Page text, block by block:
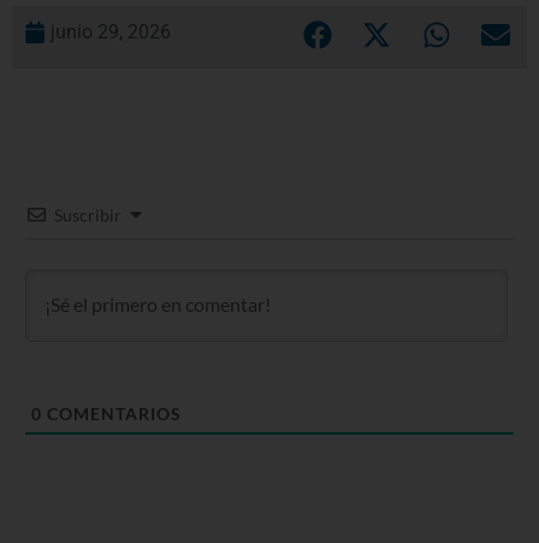
junio 29, 2026
Suscribir
0 COMENTARIOS